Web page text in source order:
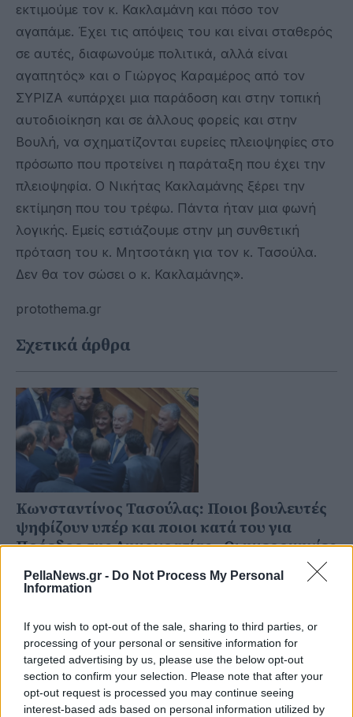
PellaNews.gr - Do Not Process My Personal
Information
If you wish to opt-out of the sale, sharing to third parties, or
processing of your personal or sensitive information for
targeted advertising by us, please use the below opt-out
section to confirm your selection. Please note that after your
opt-out request is processed you may continue seeing
interest-based ads based on personal information utilized by
εκτιμούμε τον κ. Κακλαμάνη και πόσο τον
αγαπάμε. Έχει τις απόψεις του και είναι σταθερός
σε αυτές, διαφωνούμε πολιτικά, αλλά είναι
αγαπητός» και ο Γιώργος Καραμέρος από τον
ΣΥΡΙΖΑ «υπάρχει μια παράδοση και στην τοπική
αυτοδιοίκηση και σε άλλους φορείς και στην
Βουλή, να σχηματίζονται ευρείες πλειοψηφίες στο
πρόσωπο που προτείνει η παράταξη που έχει την
πλειοψηφία. Ο Νικήτας Κακλαμάνης ξέρει την
εκτίμηση που του τρέφω. Πάντα ήταν μια φωνή
λογικής. Εμείς εστιάζουμε στην μη συνθετική
πρόταση του κ. Μητσοτάκη για τον κ. Τασούλα.
Δεν θα τον σώσει ο κ. Κακλαμάνης».
protothema.gr
Σχετικά άρθρα
Κωνσταντίνος Τασούλας: Ποιοι βουλευτές
ψηφίζουν υπέρ και ποιοι κατά του για
Πρόεδρο της Δημοκρατίας - Οι ημερομηνίες
των ψηφοφοριών
16 Ιανουαρίου 2025